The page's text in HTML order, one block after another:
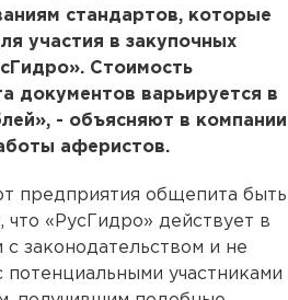
стандартов, которые
участия в закупочных
Стоимость
документов варьируется в
- объясняют в компании
аферистов.
предприятия общепита быть
что «РусГидро» действует в
с законодательством и не
потенциальными участниками